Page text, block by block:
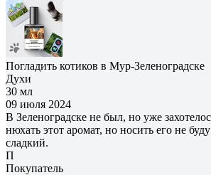
Погладить котиков в Мур-Зеленоградске
Духи
30 мл
09 июля 2024
В Зеленоградске не был, но уже
нюхать этот аромат, но носить его не
сладкий.
П
Покупатель